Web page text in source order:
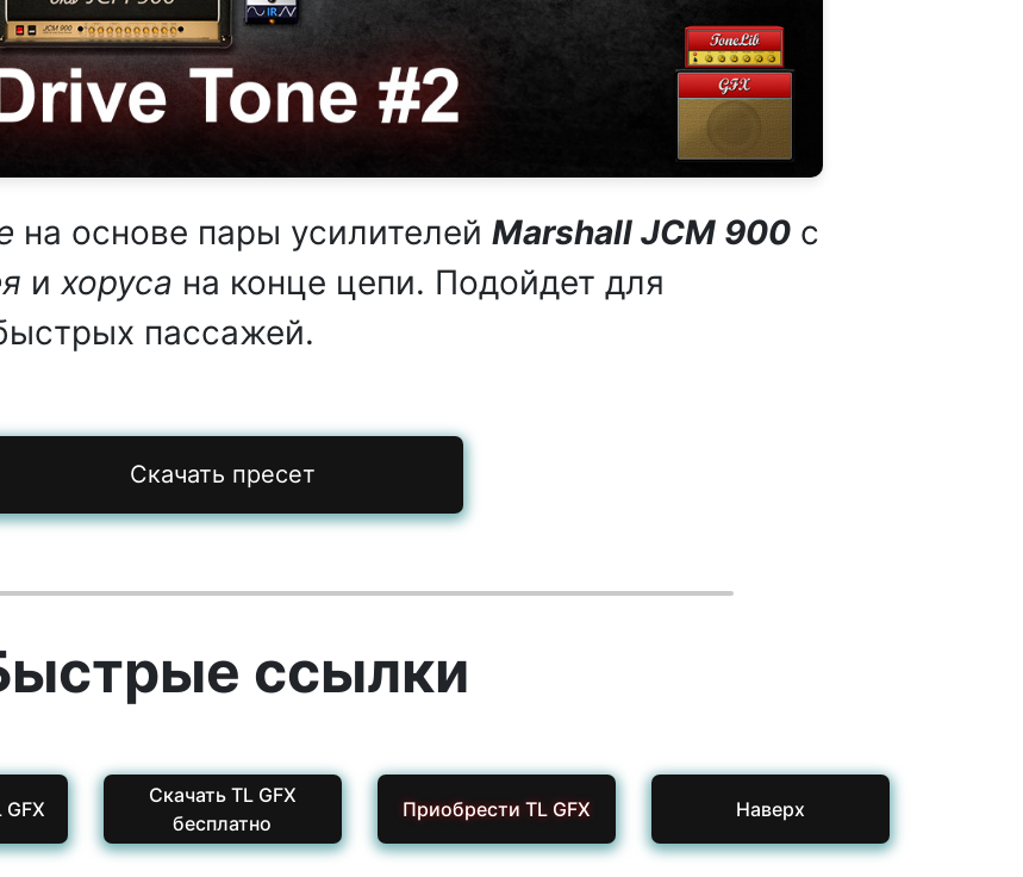
на основе пары усилителей Marshall JCM 900с
и хоруса на конце цепи. Подойдет для
пассажей.
Скачать пресет
ссылки
Скачать TL GFX
бесплатно
Приобрести TL GFX Наверх